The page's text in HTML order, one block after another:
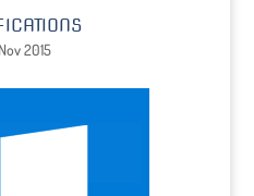
2015